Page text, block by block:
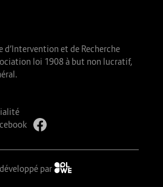
d’Intervention et de Recherche
loi 1908 à but non lucratif,
par